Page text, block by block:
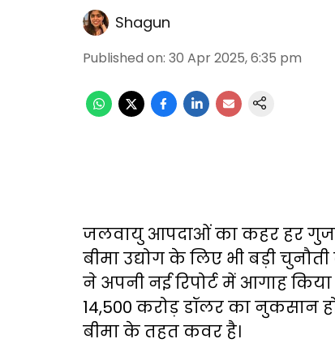
Shagun
Published on: 30 Apr 2025, 6:35 pm
जलवायु आपदाओं का कहर हर
बीमा उद्योग के लिए भी बड़ी
ने अपनी नई रिपोर्ट में आगाह
14,500 करोड़ डॉलर का नुकसान
बीमा के तहत कवर है।